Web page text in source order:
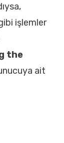
işlemler
the
ait